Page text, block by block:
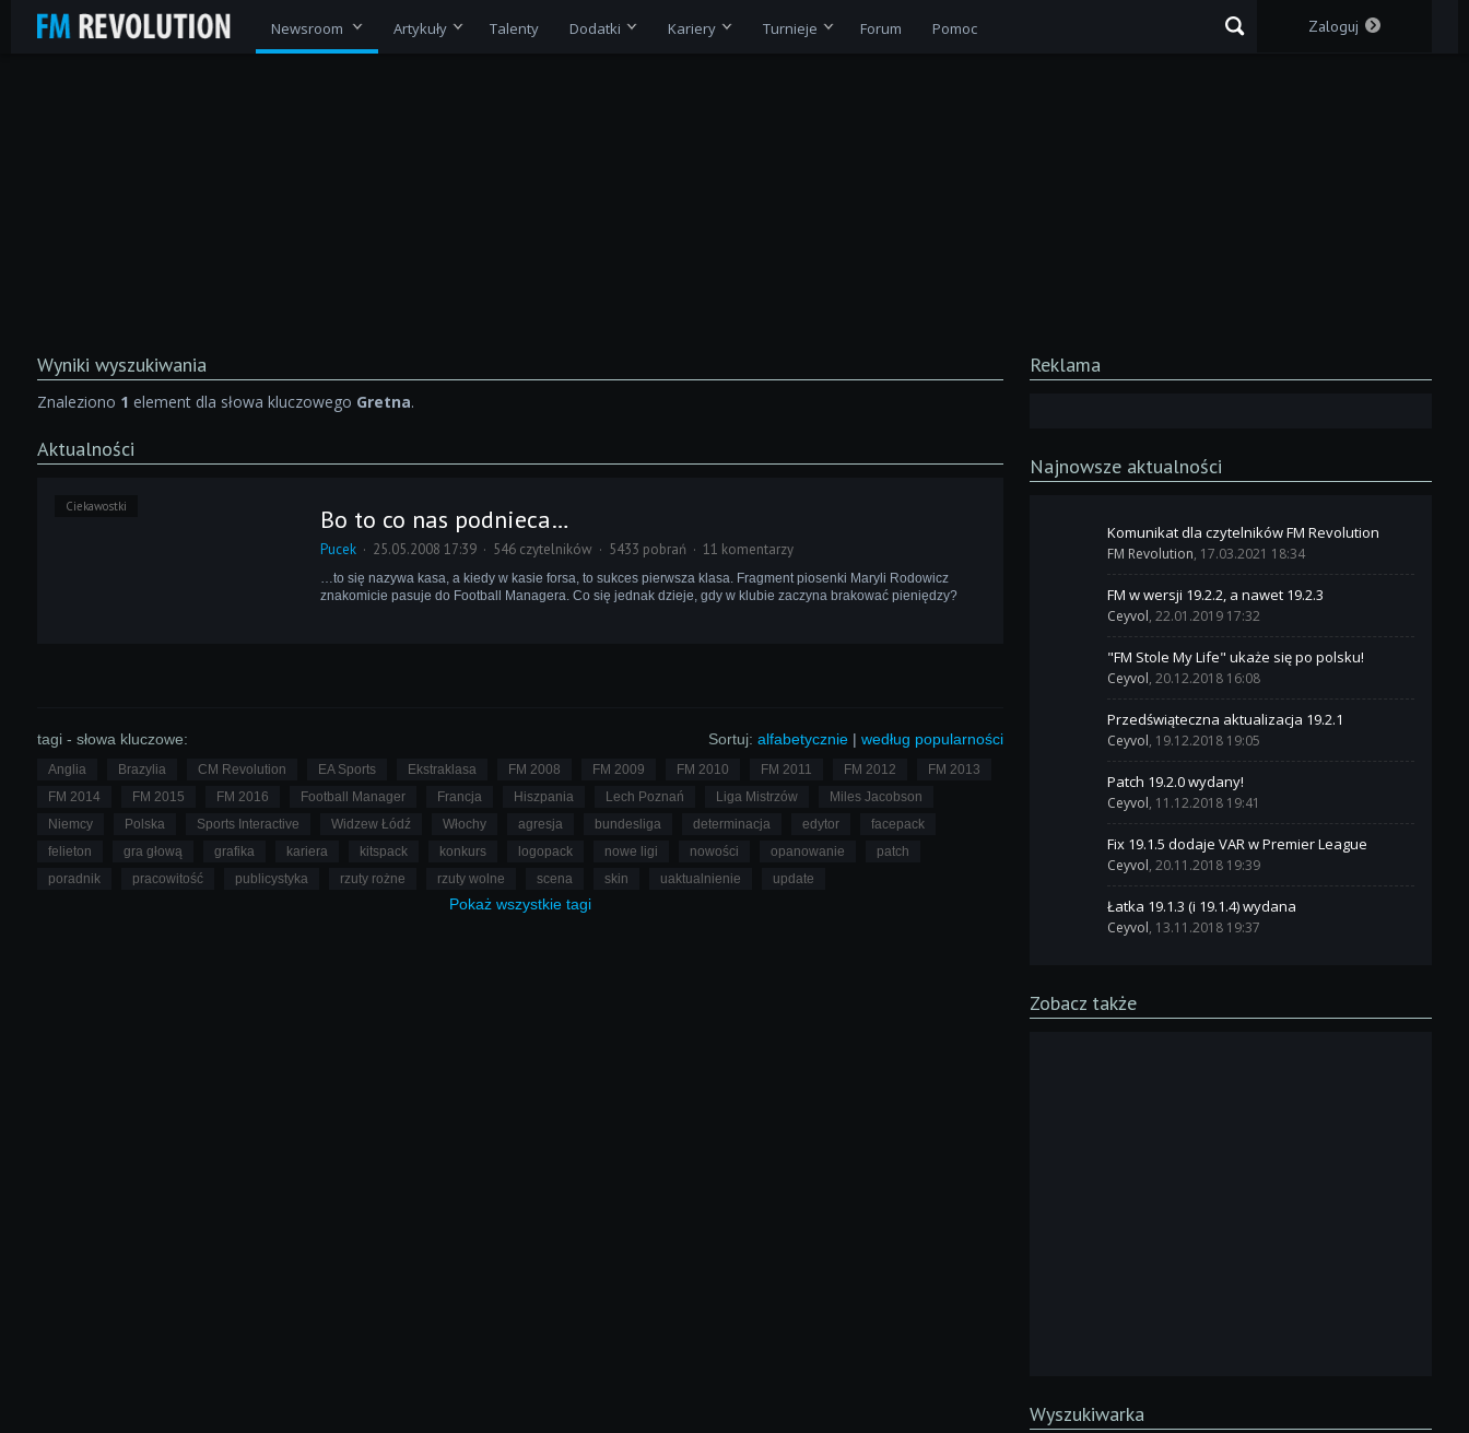
Newsroom Artykuły Talenty Dodatki Kariery Turnieje Forum Pomoc Zaloguj
Wyniki wyszukiwania
Znaleziono 1 element dla słowa kluczowego Gretna.
Aktualności
Ciekawostki Bo to co nas podnieca…
Pucek 25.05.2008 17:39 546 czytelników 5433 pobrań 11 komentarzy
…to się nazywa kasa, a kiedy w kasie forsa, to sukces pierwsza klasa. Fragment piosenki Maryli Rodowicz
znakomicie pasuje do Football Managera. Co się jednak dzieje, gdy w klubie zaczyna brakować pieniędzy?
Sortuj: alfabetycznie |według popularności
tagi - słowa kluczowe:
Anglia Brazylia CM Revolution EA Sports Ekstraklasa FM 2008 FM 2009 FM 2010 FM 2011 FM 2012
FM 2013
FM 2014
FM 2015 FM 2016 Football Manager Francja Hiszpania Lech Poznań Liga Mistrzów
Miles Jacobson
Niemcy
Polska Sports Interactive Widzew Łódź Włochy agresja bundesliga determinacja edytor
facepack
felieton
gra głową grafika kariera kitspack konkurs logopack nowe ligi nowości opanowanie
patch
poradnik
pracowitość publicystyka rzuty rożne rzuty wolne scena skin uaktualnienie update
Pokaż wszystkietagi
Reklama
Najnowsze aktualności
Komunikat dla czytelników FM Revolution
FM Revolution, 17.03.2021 18:34
FM w wersji 19.2.2, a nawet 19.2.3
Ceyvol, 22.01.2019 17:32
"FM Stole My Life" ukaże się po polsku!
Ceyvol, 20.12.2018 16:08
Przedświąteczna aktualizacja 19.2.1
Ceyvol, 19.12.2018 19:05
Patch 19.2.0 wydany!
Ceyvol, 11.12.2018 19:41
Fix 19.1.5 dodaje VAR w Premier League
Ceyvol, 20.11.2018 19:39
Łatka 19.1.3 (i 19.1.4) wydana
Ceyvol, 13.11.2018 19:37
Zobacz także
Wyszukiwarka